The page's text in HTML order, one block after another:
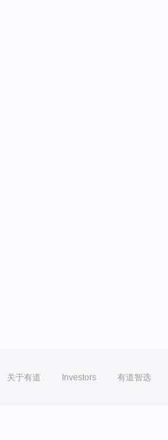
关于有道 Investors 有道智选